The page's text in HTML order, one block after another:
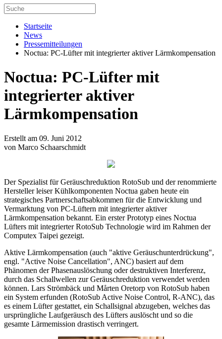
Startseite
News
Pressemitteilungen
Noctua: PC-Lüfter mit integrierter aktiver Lärmkompensation
Noctua: PC-Lüfter mit
integrierter aktiver
Lärmkompensation
Erstellt am 09. Juni 2012
von Marco Schaarschmidt
Der Spezialist für Geräuschreduktion RotoSub und der renommierte
Hersteller leiser Kühlkomponenten Noctua gaben heute ein
strategisches Partnerschaftsabkommen für die Entwicklung und
Vermarktung von PC-Lüftern mit integrierter aktiver
Lärmkompensation bekannt. Ein erster Prototyp eines Noctua
Lüfters mit integrierter RotoSub Technologie wird im Rahmen der
Computex Taipei gezeigt.
Aktive Lärmkompensation (auch "aktive Geräuschunterdrückung",
engl. "Active Noise Cancellation", ANC) basiert auf dem
Phänomen der Phasenauslöschung oder destruktiven Interferenz,
durch das Schallwellen zur Geräuschreduktion verwendet werden
können. Lars Strömbäck und Mårten Oretorp von RotoSub haben
ein System erfunden (RotoSub Active Noise Control, R-ANC), das
es einem Lüfter gestattet, ein Schallsignal abzugeben, welches das
ursprüngliche Laufgeräusch des Lüfters auslöscht und so die
gesamte Lärmemission drastisch verringert.